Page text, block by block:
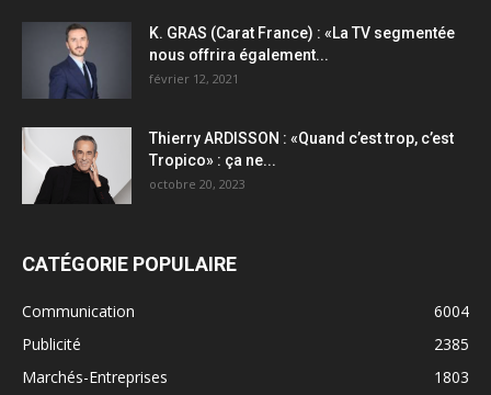
K. GRAS (Carat France) : «La TV segmentée
nous offrira également...
février 12, 2021
Thierry ARDISSON : «Quand c’est trop, c’est
Tropico» : ça ne...
octobre 20, 2023
CATÉGORIE POPULAIRE
Communication
6004
Publicité
2385
Marchés-Entreprises
1803